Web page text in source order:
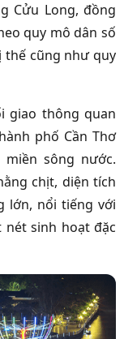
Cửu Long, đồng
quy mô dân số
thế cũng như quy
giao thông quan
phố Cần Thơ
sông nước.
chịt, diện tích
lớn, nổi tiếng với
nét sinh hoạt đặc